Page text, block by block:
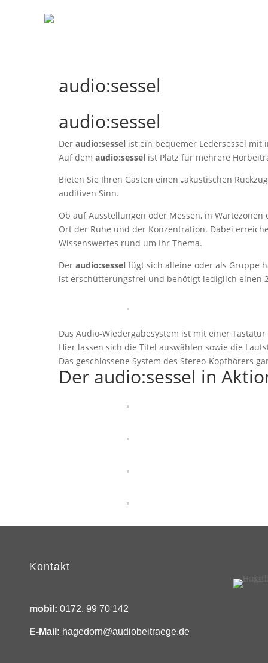
audio:sessel
audio:sessel
Der audio:sessel ist ein bequemer Ledersessel mit
Auf dem audio:sessel ist Platz für mehrere
Bieten Sie Ihren Gästen einen „akustischen
auditiven Sinn.
Ob auf Ausstellungen oder Messen, in
Ort der Ruhe und der Konzentration. Dabei
Wissenswertes rund um Ihr Thema.
Der audio:sessel fügt sich alleine oder als Gruppe
ist erschütterungsfrei und benötigt lediglich einen
Das Audio-Wiedergabesystem ist mit einer
Hier lassen sich die Titel auswählen sowie die
Das geschlossene System des Stereo-Kopfhörers
Der audio:sessel in
Kontakt
mobil: 0172. 99 70 142
E-Mail: hagedorn@audiobeitraege.de